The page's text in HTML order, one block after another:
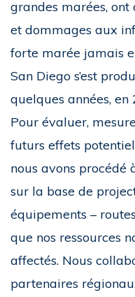
grandes marées,
et dommages aux
forte marée jamais
San Diego s’est
quelques années, en
Pour évaluer,
futurs effets
nous avons procédé
sur la base de
équipements –
que nos ressources
affectés. Nous
partenaires